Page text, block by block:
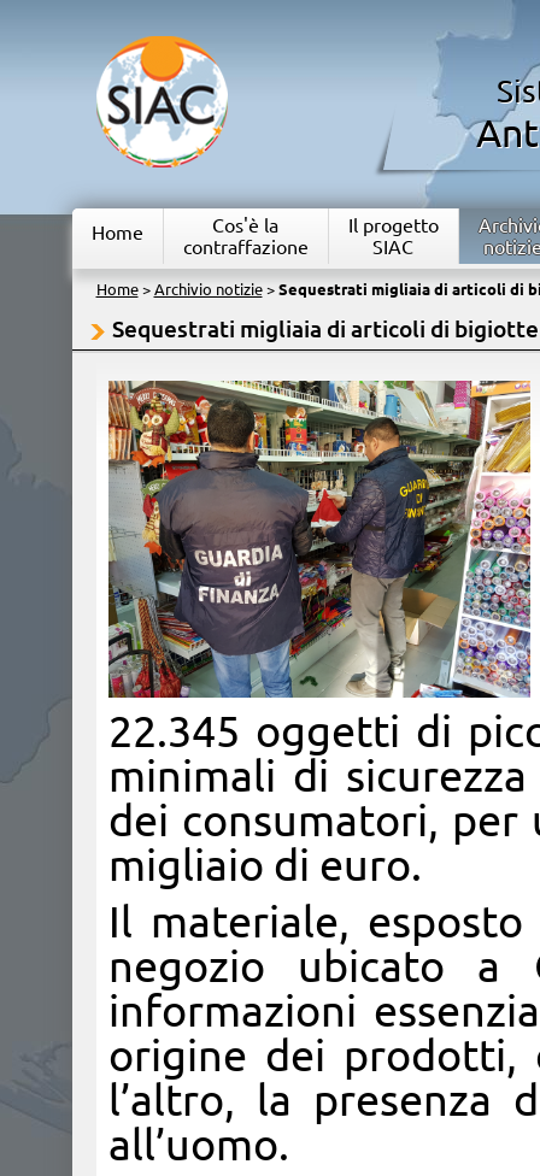
Home
Cos'è la
contraffazione
Il progetto
SIAC
Home> Archivio notizie> Sequestrati migliaia di articoli di
Sequestrati migliaia di articoli di
22.345 oggetti di
minimali di
dei consumatori, per
migliaio di euro.
Il materiale,
negozio ubicato a
informazioni
origine dei prodotti,
l’altro, la presenza
all’uomo.